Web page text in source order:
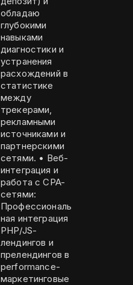
обладаю
глубокими
навыками
диагностики и
устранения
расхождений в
статистике
между
трекерами,
рекламными
источниками и
партнерскими
сетями. • Веб-
интеграция и
работа с CPA-
сетями:
Профессиональ
ная интеграция
PHP/JS-
лендингов и
прелендингов в
performance-
маркетинговые